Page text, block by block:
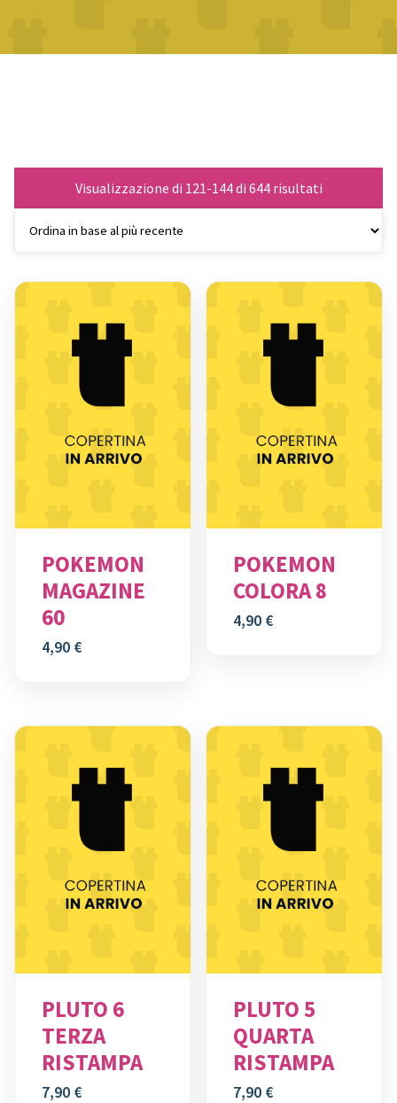
Visualizzazione di 121-144 di 644 risultatiOrdina
in
POKEMON
MAGAZINE
60
4,90 €
POKEMON
COLORA 8
4,90 €
PLUTO 6
TERZA
RISTAMPA
7,90 €
PLUTO 5
QUARTA
RISTAMPA
7,90 €